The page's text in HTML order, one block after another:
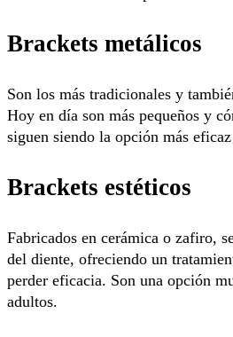
Brackets metálicos
Son los más tradicionales y
Hoy en día son más pequeños y
siguen siendo la opción más
Brackets estéticos
Fabricados en cerámica o zafiro,
del diente, ofreciendo un
perder eficacia. Son una opción
adultos.